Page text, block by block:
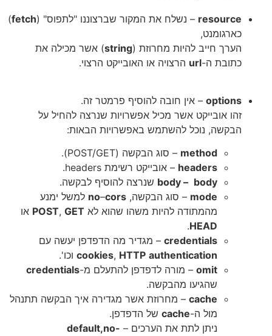
resource – נשלח את המקור שברצוננו "לתפוס" (fetch
)
כארגומנט,
הערך חייב להיות מחרוזת (string) אשר מכילה את
כתובת ה-url הרצויה או האובייקט הרצוי.
options – אין חובה להוסיף פרמטר זה.
זהו אובייקט אשר מכיל אפשרויות שנרצה להחיל על
הבקשה, נוכל להשתמש באפשרויות הבאות:
method – סוג הבקשה (POST/GET).
headers – אובייקט רשימת headers.
body – body
שנרצה להוסיף לבקשה.
mode – סוג הבקשה, no–cors
למשל ימנע
מהמתודה להיות משהו שהוא לא
POST, GET
או
HEAD
.
credentials – מגדיר מה הדפדפן יעשה עם
cookies, HTTP authentication
וכו'.
omit – מורה לדפדפן להתעלם מ-credentials
שהגיעו מהבקשה.
cache – מחרוזת אשר מגדירה איך הבקשה תתנהל
מול ה-cache של הדפדפן.
ניתן לתת את הערכים – default,no-